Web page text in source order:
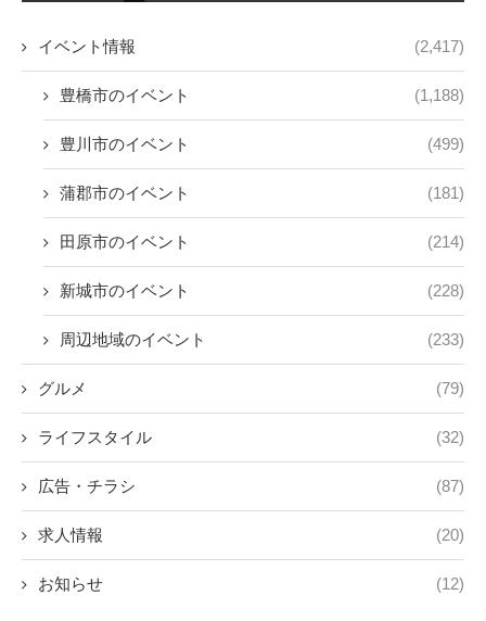
イベント情報 (2,417)
豊橋市のイベント (1,188)
豊川市のイベント (499)
蒲郡市のイベント (181)
田原市のイベント (214)
新城市のイベント (228)
周辺地域のイベント (233)
グルメ (79)
ライフスタイル (32)
広告・チラシ (87)
求人情報 (20)
お知らせ (12)